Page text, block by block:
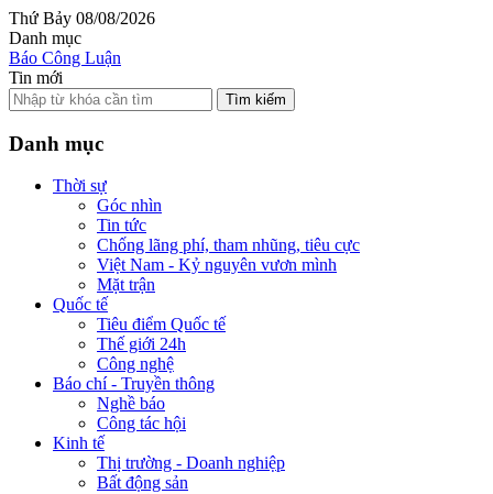
Thứ Bảy 08/08/2026
Danh mục
Báo Công Luận
Tin mới
Tìm kiếm
Danh mục
Thời sự
Góc nhìn
Tin tức
Chống lãng phí, tham nhũng, tiêu cực
Việt Nam - Kỷ nguyên vươn mình
Mặt trận
Quốc tế
Tiêu điểm Quốc tế
Thế giới 24h
Công nghệ
Báo chí - Truyền thông
Nghề báo
Công tác hội
Kinh tế
Thị trường - Doanh nghiệp
Bất động sản